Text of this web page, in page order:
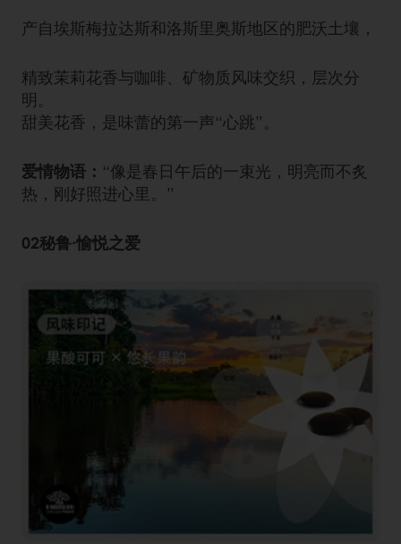
产自埃斯梅拉达斯和洛斯里奥斯地区的肥沃土壤，
精致茉莉花香与咖啡、矿物质风味交织，层次分
明。
甜美花香，是味蕾的第一声“心跳”。
爱情物语： “像是春日午后的一束光，明亮而不炙
热，刚好照进心里。”
02秘鲁·愉悦之爱